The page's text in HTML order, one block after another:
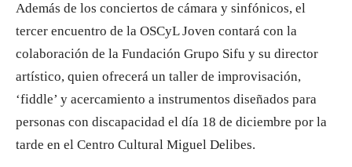
Además de los conciertos de cámara y sinfónicos, el
tercer encuentro de la OSCyL Joven contará con la
colaboración de la Fundación Grupo Sifu y su director
artístico, quien ofrecerá un taller de improvisación,
‘fiddle’ y acercamiento a instrumentos diseñados para
personas con discapacidad el día 18 de diciembre por la
tarde en el Centro Cultural Miguel Delibes.